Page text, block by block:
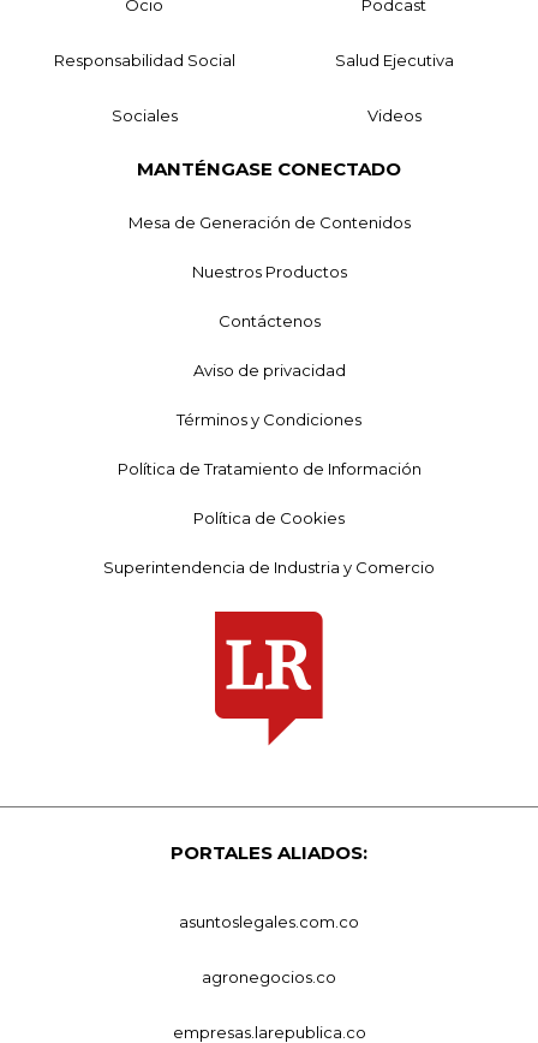
Ocio Podcast
Responsabilidad Social Salud Ejecutiva
Sociales Videos
MANTÉNGASE CONECTADO
Mesa de Generación de Contenidos
Nuestros Productos
Contáctenos
Aviso de privacidad
Términos y Condiciones
Política de Tratamiento de Información
Política de Cookies
Superintendencia de Industria y Comercio
PORTALES ALIADOS:
asuntoslegales.com.co
agronegocios.co
empresas.larepublica.co